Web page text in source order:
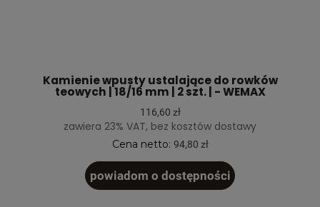
Kamienie wpusty ustalające do rowków
teowych | 18/16 mm | 2 szt. | - WEMAX
116,60 zł
zawiera 23% VAT, bez kosztów dostawy
Cena netto: 94,80 zł
powiadom o dostępności